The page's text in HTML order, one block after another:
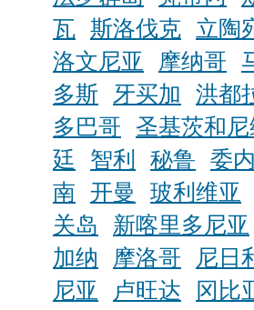
瓦 斯洛伐克 立陶
洛文尼亚
摩纳哥
多斯
牙买加 洪都
多巴哥
圣基茨和
廷
智利 秘鲁 委
南
开曼 玻利维亚
关岛
新喀里多尼亚
加纳
摩洛哥 尼日
尼亚
卢旺达 冈比